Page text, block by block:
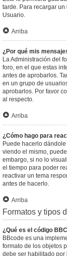
tarde. Para recargar
Usuario.
Arriba
¿Por qué mis
La Administración del
foro, en el que estas
antes de aprobarlos.
en un grupo de
aprobarlos. Por favor
al respecto.
Arriba
¿Cómo hago para
Puede hacerlo
viendo el mismo,
embargo, si no lo
el tiempo para poder
reactivar un tema
antes de hacerlo.
Arriba
Formatos y tipos
¿Qué es el código
BBcode es una
formato de los objetos
debe ser habilitado